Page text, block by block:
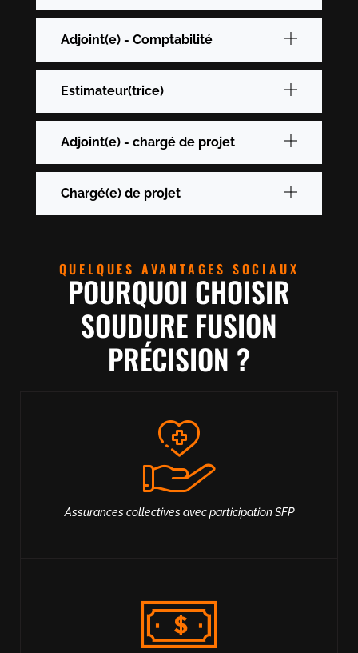
Adjoint(e) - Comptabilité
Estimateur(trice)
Adjoint(e) - chargé de projet
Chargé(e) de projet
QUELQUES AVANTAGES SOCIAUX
POURQUOI CHOISIR
SOUDURE FUSION
PRÉCISION ?
Assurances collectives avec participation SFP